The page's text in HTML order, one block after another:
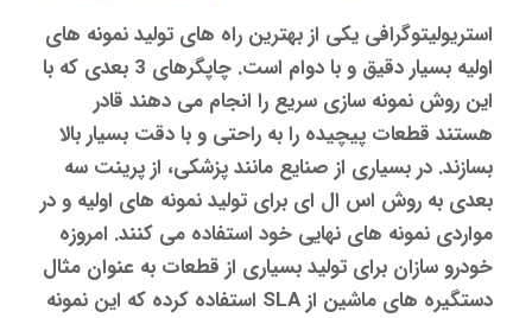
استریولیتوگرافی یکی از بهترین راه های تولید نمونه های
اولیه بسیار دقیق و با دوام است. چاپگرهای 3 بعدی که با
این روش نمونه سازی سریع را انجام می دهند قادر
هستند قطعات پیچیده را به راحتی و با دقت بسیار بالا
بسازند. در بسیاری از صنایع مانند پزشکی، از پرینت سه
بعدی به روش اس ال ای برای تولید نمونه های اولیه و در
مواردی نمونه های نهایی خود استفاده می کنند. امروزه
خودرو سازان برای تولید بسیاری از قطعات به عنوان مثال
دستگیره های ماشین از SLA استفاده کرده که این نمونه